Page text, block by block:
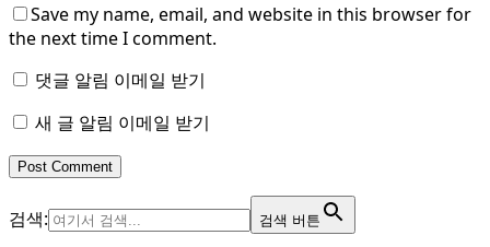
Save my name, email, and website in this browser for
the next time I comment.
댓글 알림 이메일 받기
새 글 알림 이메일 받기
검색: 검색 버튼